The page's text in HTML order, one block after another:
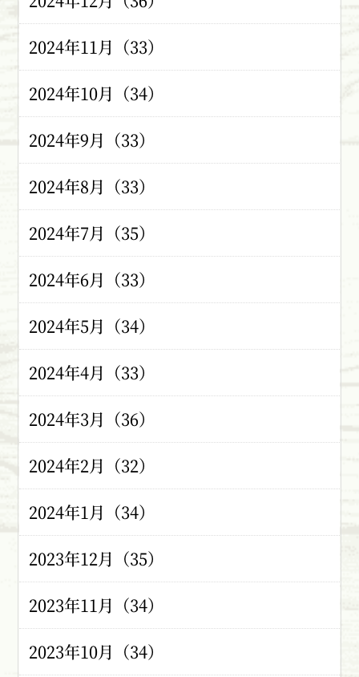
2024年11月（33）
2024年10月（34）
2024年9月（33）
2024年8月（33）
2024年7月（35）
2024年6月（33）
2024年5月（34）
2024年4月（33）
2024年3月（36）
2024年2月（32）
2024年1月（34）
2023年12月（35）
2023年11月（34）
2023年10月（34）